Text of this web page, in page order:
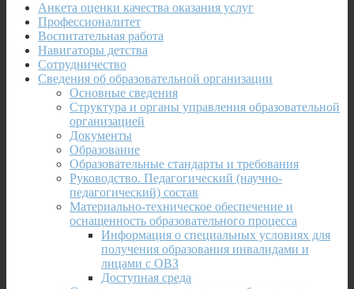
Анкета оценки качества оказания услуг
Профессионалитет
Воспитательная работа
Навигаторы детства
Сотрудничество
Сведения об образовательной организации
Основные сведения
Структура и органы управления образовательной
организацией
Документы
Образование
Образовательные стандарты и требования
Руководство. Педагогический (научно-
педагогический) состав
Материально-техническое обеспечение и
оснащенность образовательного процесса
Информация о специальных условиях для
получения образования инвалидами и
лицами с ОВЗ
Доступная среда